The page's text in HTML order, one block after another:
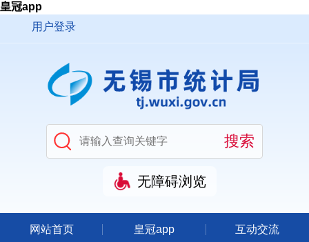
皇冠app
用户登录
无障碍浏览
网站首页 皇冠app
互动交流